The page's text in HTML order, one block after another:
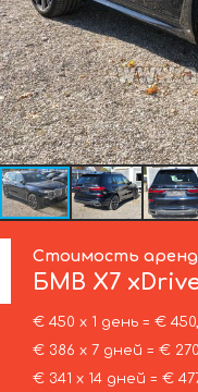
Стоимость
БМВ X7
€ 450 х 1 день = €
€ 386 х 7 дней = €
€ 341 х 14 дней = €